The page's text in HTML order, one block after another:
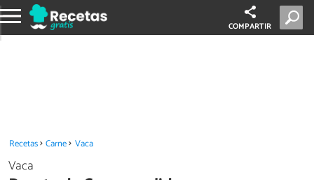
COMPARTIR
Recetas Carne Vaca
Vaca